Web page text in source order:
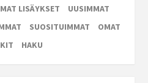
LISÄYKSET
UUSIMMAT
SUOSITUIMMAT
OMAT
HAKU